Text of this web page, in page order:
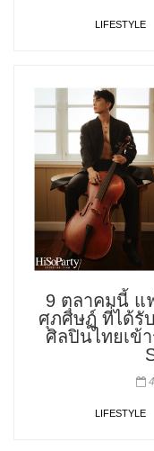
LIFESTYLE
9 ตุลาคมนี้ แ
ศุภศิษฏ์ ที่ได้รั
ศิลปินไทยเข้า
LIFESTYLE